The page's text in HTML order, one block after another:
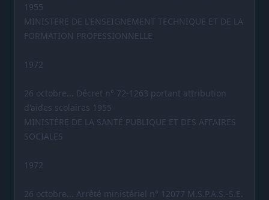
1955
MINISTERE DE L'ENSEIGNEMENT TECHNIQUE ET DE LA
FORMATION PROFESSIONNELLE
1972
26 octobre... Décret n° 72-1263 portant attribution
d'aides scolaires 1955
MINISTÈRE DE LA SANTÉ PUBLIQUE ET DES AFFAIRES
SOCIALES
1972
26 octobre... Arrêté ministériel n° 12077 M.S.P.A.S.-S.E.